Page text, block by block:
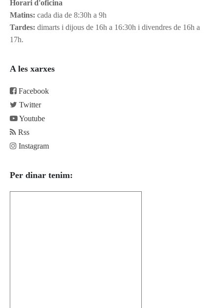
Horari d'oficina
Matins: cada dia de 8:30h a 9h
Tardes: dimarts i dijous de 16h a 16:30h i divendres de 16h a
17h.
A les xarxes
Facebook
Twitter
Youtube
Rss
Instagram
Per dinar tenim: